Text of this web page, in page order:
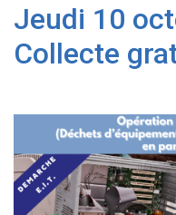
Jeudi 10
Collecte